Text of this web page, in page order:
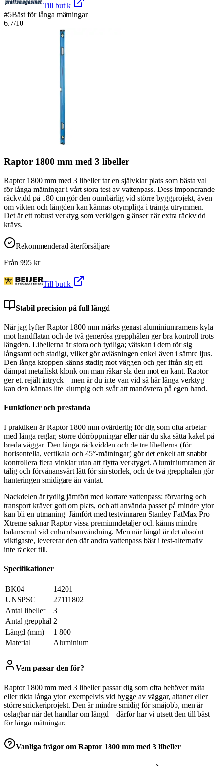
Till butik
#5Bäst för långa mätningar
6.7/10
Raptor 1800 mm med 3 libeller
Raptor 1800 mm med 3 libeller tar en självklar plats som bästa val
för långa mätningar i vårt stora test av vattenpass. Dess imponerande
räckvidd på 180 cm gör den oumbärlig vid större byggprojekt, även
om vikten och längden kan kännas otympliga i trånga utrymmen.
Det är ett robust verktyg som verkligen glänser när extra räckvidd
krävs.
Rekommenderad återförsäljare
Från 995 kr
Till butik
Stabil precision på full längd
När jag lyfter Raptor 1800 mm märks genast aluminiumramens kyla
mot handflatan och de två generösa grepphålen ger bra kontroll trots
längden. Libellerna är stora och tydliga; vätskan i dem rör sig
långsamt och stadigt, vilket gör avläsningen enkel även i sämre ljus.
Den långa kroppen känns stadig mot väggen och ger ifrån sig ett
dämpat metalliskt klonk om man råkar slå den mot en kant. Raptor
ger ett rejält intryck – men är du inte van vid så här långa verktyg
kan den kännas lite klumpig och svår att manövrera på egen hand.
Funktioner och prestanda
I praktiken är Raptor 1800 mm ovärderlig för dig som ofta arbetar
med långa reglar, större dörröppningar eller när du ska sätta kakel på
breda väggar. Den långa räckvidden och de tre libellerna (för
horisontella, vertikala och 45°-mätningar) gör det enkelt att snabbt
kontrollera flera vinklar utan att flytta verktyget. Aluminiumramen är
tålig och förvånansvärt lätt för sin storlek, och de två grepphålen gör
hanteringen smidigare än väntat.
Nackdelen är tydlig jämfört med kortare vattenpass: förvaring och
transport kräver gott om plats, och att använda passet på mindre ytor
kan bli en utmaning. Jämfört med testvinnaren Stanley FatMax Pro
Xtreme saknar Raptor vissa premiumdetaljer och känns mindre
balanserad vid enhandsanvändning. Men när längd är det absolut
viktigaste, levererar den där andra vattenpass bäst i test-alternativ
inte räcker till.
Specifikationer
BK04
14201
UNSPSC
27111802
Antal libeller
3
Antal grepphål 2
Längd (mm)
1 800
Material
Aluminium
Vem passar den för?
Raptor 1800 mm med 3 libeller passar dig som ofta behöver mäta
eller rikta långa ytor, exempelvis vid bygge av väggar, altaner eller
större snickeriprojekt. Den är mindre smidig för småjobb, men är
oslagbar när det handlar om längd – därför har vi utsett den till bäst
för långa mätningar.
Vanliga frågor om Raptor 1800 mm med 3 libeller